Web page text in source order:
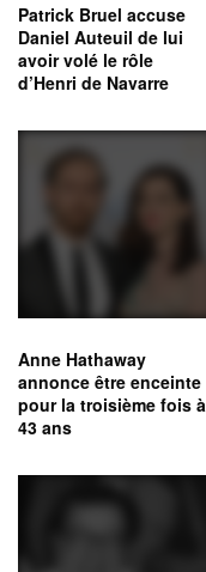
Patrick Bruel accuse
Daniel Auteuil de lui
avoir volé le rôle
d’Henri de Navarre
Anne Hathaway
annonce être enceinte
pour la troisième fois à
43 ans